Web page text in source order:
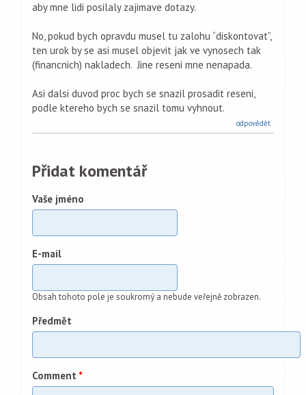
aby mne lidi posilaly zajimave dotazy.
No, pokud bych opravdu musel tu zalohu “diskontovat”,
ten urok by se asi musel objevit jak ve vynosech tak
(financnich) nakladech. Jine reseni mne nenapada.
Asi dalsi duvod proc bych se snazil prosadit reseni,
podle ktereho bych se snazil tomu vyhnout.
odpovědět
Přidat komentář
Vaše jméno
E-mail
Obsah tohoto pole je soukromý a nebude veřejně zobrazen.
Předmět
Comment *